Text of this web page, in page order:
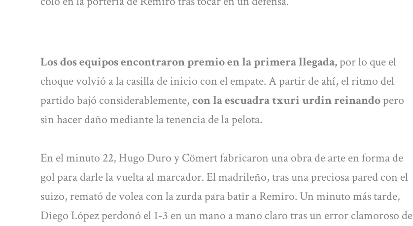
Los dos equipos encontraron premio en la primera llegada,por lo que el
choque volvió a la casilla de inicio con el empate. A partir de ahí, el ritmo del
partido bajó considerablemente,con la escuadra txuri urdin reinandopero
sin hacer daño mediante la tenencia de la pelota.
En el minuto 22, Hugo Duro y Cömert fabricaron una obra de arte en forma de
gol para darle la vuelta al marcador. El madrileño, tras una preciosa pared con el
suizo, remató de volea con la zurda para batir a Remiro. Un minuto más tarde,
Diego López perdonó el 1-3 en un mano a mano claro tras un error clamoroso de